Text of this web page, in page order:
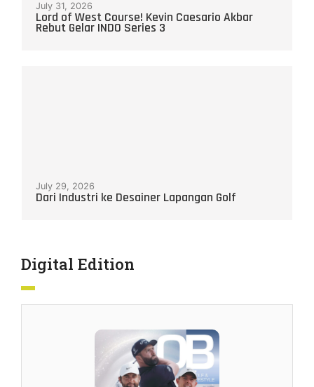
July 31, 2026
Lord of West Course! Kevin Caesario Akbar
Rebut Gelar INDO Series 3
July 29, 2026
Dari Industri ke Desainer Lapangan Golf
Digital Edition